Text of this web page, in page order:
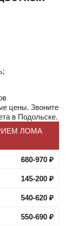
цены. Звоните
в Подольске.
ЛОМА
680-970 ₽
145-200 ₽
540-620 ₽
550-690 ₽